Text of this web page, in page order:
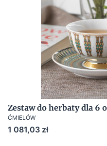
Zestaw do herbaty dla 6
ĆMIELÓW
Cena
1 081,03 zł